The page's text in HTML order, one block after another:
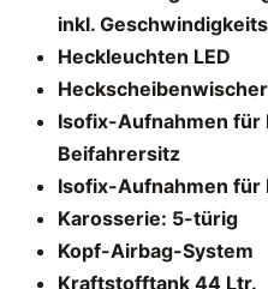
inkl.
Heckleuchten LED
Heckscheibenwischer
Isofix-Aufnahmen für
Beifahrersitz
Isofix-Aufnahmen für
Karosserie: 5-türig
Kopf-Airbag-System
Kraftstofftank 44 Ltr.